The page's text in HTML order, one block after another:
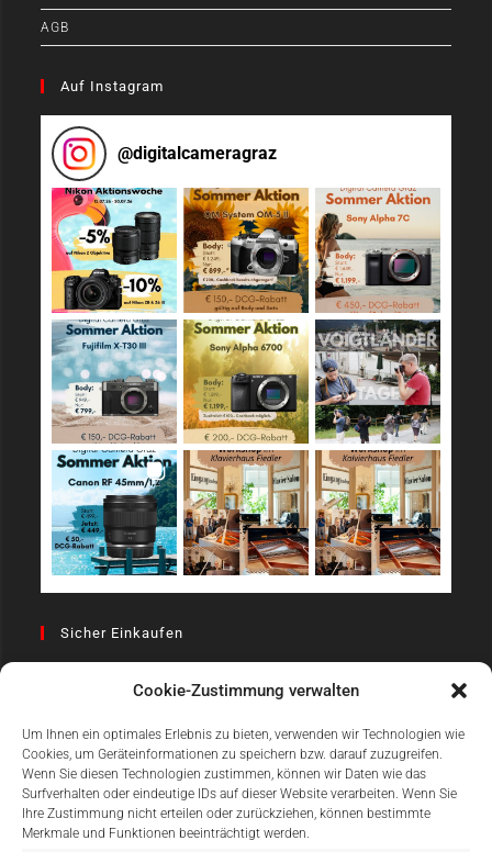
Cookie-Zustimmung verwalten
Um Ihnen ein optimales Erlebnis zu bieten, verwenden wir Technologien wie
Cookies, um Geräteinformationen zu speichern bzw. darauf zuzugreifen.
Wenn Sie diesen Technologien zustimmen, können wir Daten wie das
Surfverhalten oder eindeutige IDs auf dieser Website verarbeiten. Wenn Sie
Ihre Zustimmung nicht erteilen oder zurückziehen, können bestimmte
Merkmale und Funktionen beeinträchtigt werden.
AGB
Auf Instagram
@digitalcameragraz
Sicher Einkaufen
Einfach Online Bezahlen